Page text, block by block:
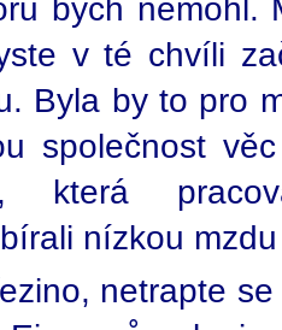
bych nemohl.
v té chvíli
Byla by to pro
společnost
která
nízkou
netrapte